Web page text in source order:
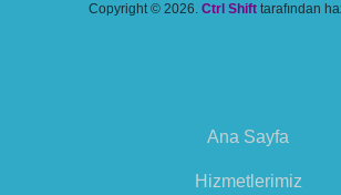
Copyright © 2026. Ctrl Shift tarafından
Ana Sayfa
Hizmetlerimiz